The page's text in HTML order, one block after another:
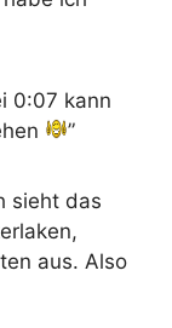
0:07 kann
”
sieht das
aus. Also